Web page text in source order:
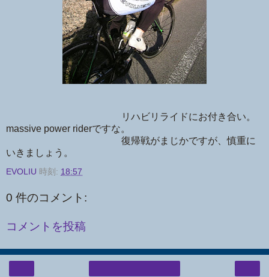
リハビリライドにお付き合い。
massive power riderですな。
復帰戦がまじかですが、慎重に
いきましょう。
EVOLIU 時刻: 18:57
0 件のコメント:
コメントを投稿